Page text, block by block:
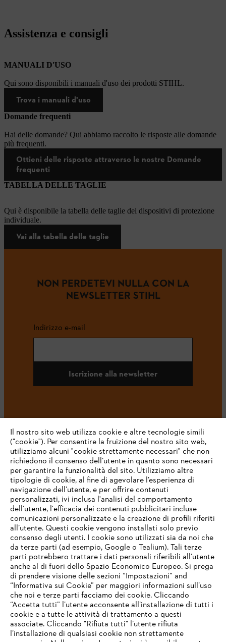
Assistenza e consigli
MANUALI D'USO
Qui sono disponibili i manuali d'uso dei prodotti STIHL.
Trova i manuali d'uso
Domande frequenti
Hai delle domande? Qui abbiamo raccolto le risposte alle domande
più frequenti.
Ottieni delle risposte attraverso le nostre Domande
frequenti
TABELLA DELLE TAGLIE
Qui è disponibile la tabella delle taglie dei dispositivi di protezione
individuale.
Vai alla tabella delle taglie
NON PERDETEVI NULLA CON LA
NEWSLETTER STIHL
Indirizzo e-mail
Iscrizione alla newsletter
L’azienda
STIHL FAQ
Service
IHR BROWSER WIRD NICHT
UNTERSTÜTZT
Il nostro sito web utilizza cookie e altre tecnologie simili
("cookie"). Per consentire la fruizione del nostro sito web,
utilizziamo alcuni "cookie strettamente necessari" che non
richiedono il consenso dell’utente in quanto sono necessari
per garantire la funzionalità del sito. Utilizziamo altre
tipologie di cookie, al fine di agevolare l’esperienza di
navigazione dell’utente, e per offrire contenuti
personalizzati, ivi inclusa l'analisi del comportamento
dell’utente, l'efficacia dei contenuti pubblicitari incluse
comunicazioni personalizzate e la creazione di profili riferiti
all’utente. Questi cookie vengono installati solo previo
consenso degli utenti. I cookie sono utilizzati sia da noi che
da terze parti (ad esempio, Google o Tealium). Tali terze
parti potrebbero trattare i dati personali riferibili all’utente
anche al di fuori dello Spazio Economico Europeo. Si prega
di prendere visione delle sezioni “Impostazioni” and
“Informativa sui Cookie” per maggiori informazioni sull’uso
che noi e terze parti facciamo dei cookie. Cliccando
“Accetta tutti” l’utente acconsente all’installazione di tutti i
cookie e a tutte le attività di trattamento a questi
associate. Cliccando "Rifiuta tutti" l’utente rifiuta
l’installazione di qualsiasi cookie non strettamente